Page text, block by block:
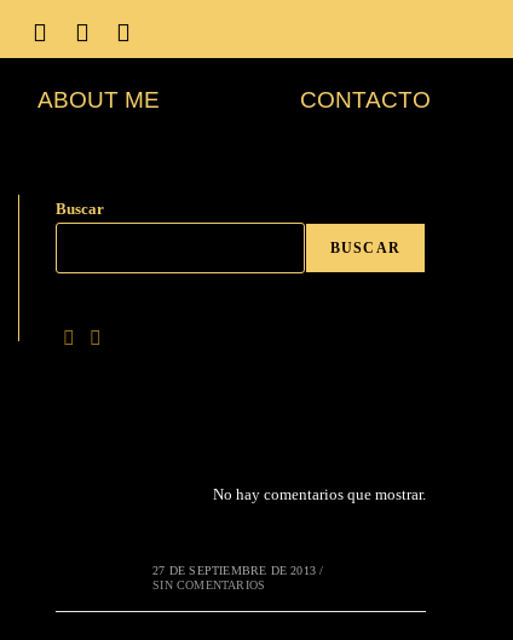
ABOUT ME CONTACTO
Buscar
BUSCAR
No hay comentarios que mostrar.
27 DE SEPTIEMBRE DE 2013 /
SIN COMENTARIOS